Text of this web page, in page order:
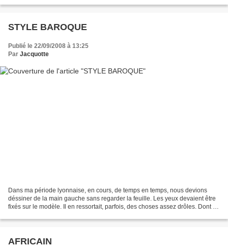
STYLE BAROQUE
Publié le 22/09/2008 à 13:25
Par Jacquotte
Dans ma période lyonnaise, en cours, de temps en temps, nous devions
déssiner de la main gauche sans regarder la feuille. Les yeux devaient être
fixés sur le modèle. Il en ressortait, parfois, des choses assez drôles. Dont un
AFRICAIN